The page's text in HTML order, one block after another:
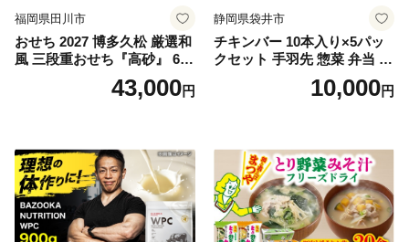
福岡県田川市
おせち 2027 博多久松 厳選和
風 三段重おせち『高砂』 6.5
寸 3段重 2～3人前 おせち料
理 重箱 お正月 冷凍おせち 縁
ち 本格おせち おせち予約 年
末 年始 お取り寄せ 新春 贅沢
おせち こだわりおせち 惣菜
老舗おせち ふるさと納税お
せち 御節 お節料理 正月 調理
不要 おせち料理2027
43,000円
静岡県袋井市
チキンバー 10本入り×5パッ
クセット 手羽先 惣菜 弁当 お
かず お酒 おつまみ ギフト キ
ャンプ アウトドア キャンプ
10,000円